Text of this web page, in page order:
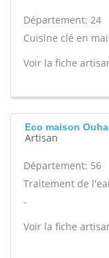
Département: 24
Cuisine clé en
Voir la fiche
Eco maison
Artisan
Département: 56
Traitement de
-
Voir la fiche